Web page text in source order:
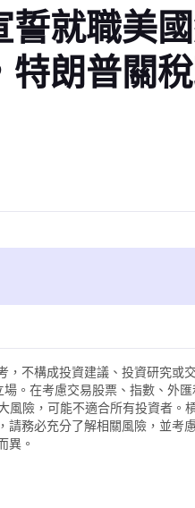
誓就職美
特朗普關
，投資者仍需謹慎
大政策：能源緊急狀態與
，不構成投資建議、投資研究或
場。在考慮交易股票、指數、外
風險，可能不適合所有投資者。
請務必充分了解相關風險，並考
異。